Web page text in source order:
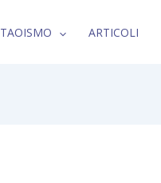
TAOISMO ARTICOLI